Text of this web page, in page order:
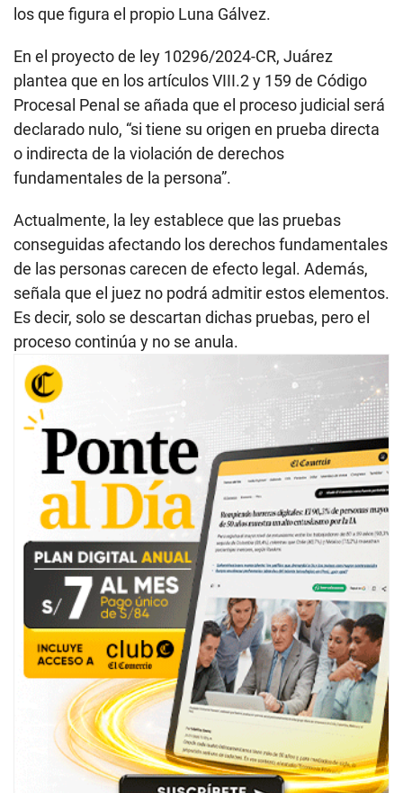
los que figura el propio Luna Gálvez.
En el proyecto de ley 10296/2024-CR, Juárez
plantea que en los artículos VIII.2 y 159 de Código
Procesal Penal se añada que el proceso judicial será
declarado nulo, “si tiene su origen en prueba directa
o indirecta de la violación de derechos
fundamentales de la persona”.
Actualmente, la ley establece que las pruebas
conseguidas afectando los derechos fundamentales
de las personas carecen de efecto legal. Además,
señala que el juez no podrá admitir estos elementos.
Es decir, solo se descartan dichas pruebas, pero el
proceso continúa y no se anula.